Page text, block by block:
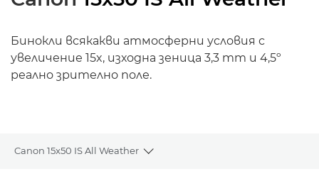
Бинокли всякакви атмосферни условия с
увеличение 15x, изходна зеница 3,3 mm и 4,5º
реално зрително поле.
Canon 15x50 IS All Weather
Toggle breadcrumbs